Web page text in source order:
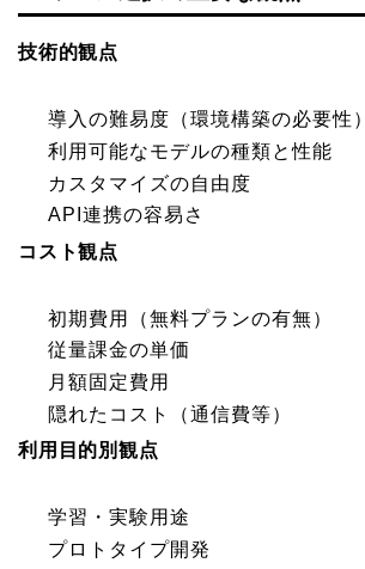
技術的観点
導入の難易度（環境構築の必要性）
利用可能なモデルの種類と性能
カスタマイズの自由度
API連携の容易さ
コスト観点
初期費用（無料プランの有無）
従量課金の単価
月額固定費用
隠れたコスト（通信費等）
利用目的別観点
学習・実験用途
プロトタイプ開発